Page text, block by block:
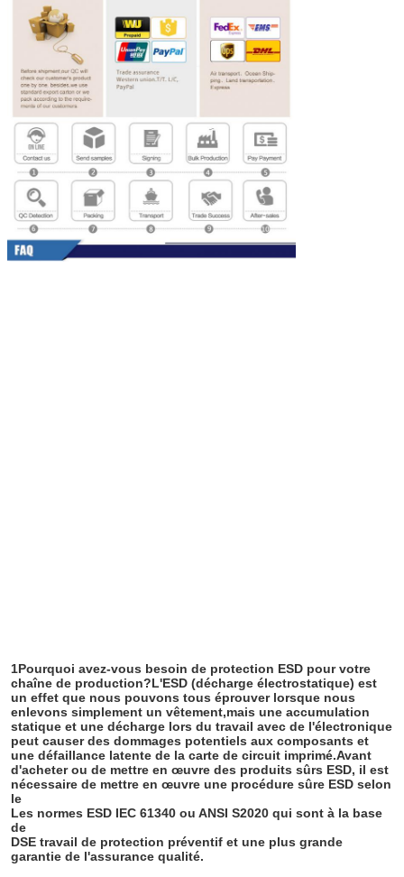
1Pourquoi avez-vous besoin de protection ESD pour votre
chaîne de production?L'ESD (décharge électrostatique) est
un effet que nous pouvons tous éprouver lorsque nous
enlevons simplement un vêtement,mais une accumulation
statique et une décharge lors du travail avec de l'électronique
peut causer des dommages potentiels aux composants et
une défaillance latente de la carte de circuit imprimé.Avant
d'acheter ou de mettre en œuvre des produits sûrs ESD, il est
nécessaire de mettre en œuvre une procédure sûre ESD selon
le
Les normes ESD IEC 61340 ou ANSI S2020 qui sont à la base
de
DSE travail de protection préventif et une plus grande
garantie de l'assurance qualité.